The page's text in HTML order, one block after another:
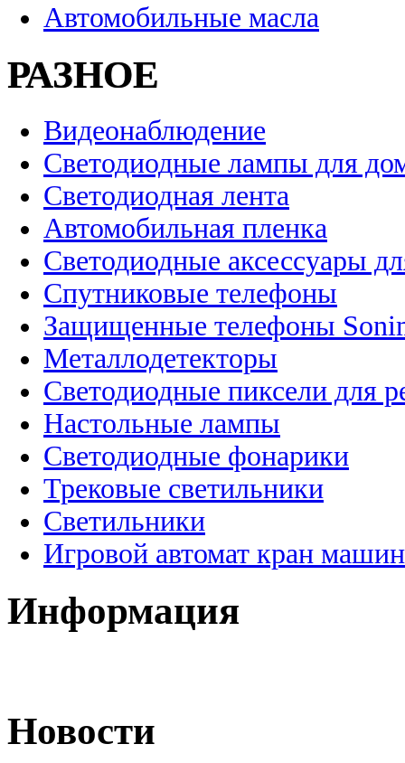
Автомобильные масла
РАЗНОЕ
Видеонаблюдение
Светодиодные лампы для
Светодиодная лента
Автомобильная пленка
Светодиодные аксессуары
Спутниковые телефоны
Защищенные телефоны
Металлодетекторы
Светодиодные пиксели для
Настольные лампы
Светодиодные фонарики
Трековые светильники
Светильники
Игровой автомат кран
Информация
Новости